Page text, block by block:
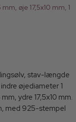
øje 17,5x10 mm, 1
stav-længde
øjediameter 1
ydre 17,5x10 mm.
med 925-stempel